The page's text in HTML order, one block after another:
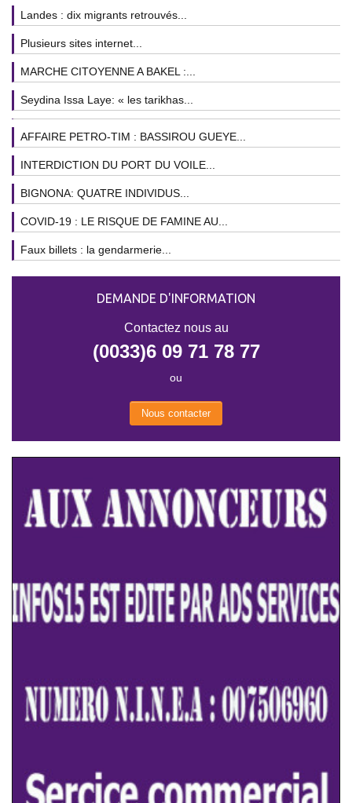
Landes : dix migrants retrouvés...
Plusieurs sites internet...
MARCHE CITOYENNE A BAKEL :...
Seydina Issa Laye: « les tarikhas...
AFFAIRE PETRO-TIM : BASSIROU GUEYE...
INTERDICTION DU PORT DU VOILE...
BIGNONA: QUATRE INDIVIDUS...
COVID-19 : LE RISQUE DE FAMINE AU...
Faux billets : la gendarmerie...
DEMANDE D'INFORMATION
Contactez nous au
(0033)6 09 71 78 77
ou
Nous contacter